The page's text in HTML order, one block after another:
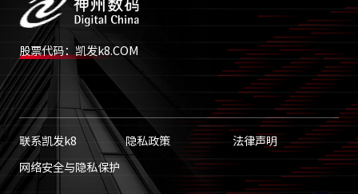
股票代码：凯发k8.COM
联系凯发k8 隐私政策 法律声明
网络安全与隐私保护